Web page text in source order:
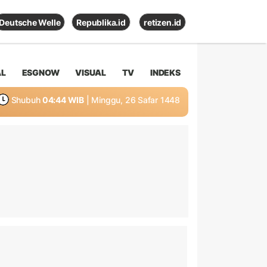
Deutsche Welle Republika.id retizen.id
ESGNOW VISUAL TV INDEKS
Shubuh 04:44 WIB | Minggu, 26 Safar 1448